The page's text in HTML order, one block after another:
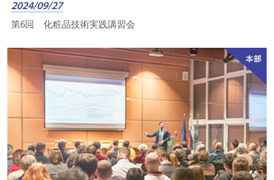
2024/09/27
第6回 化粧品技術実践講習会